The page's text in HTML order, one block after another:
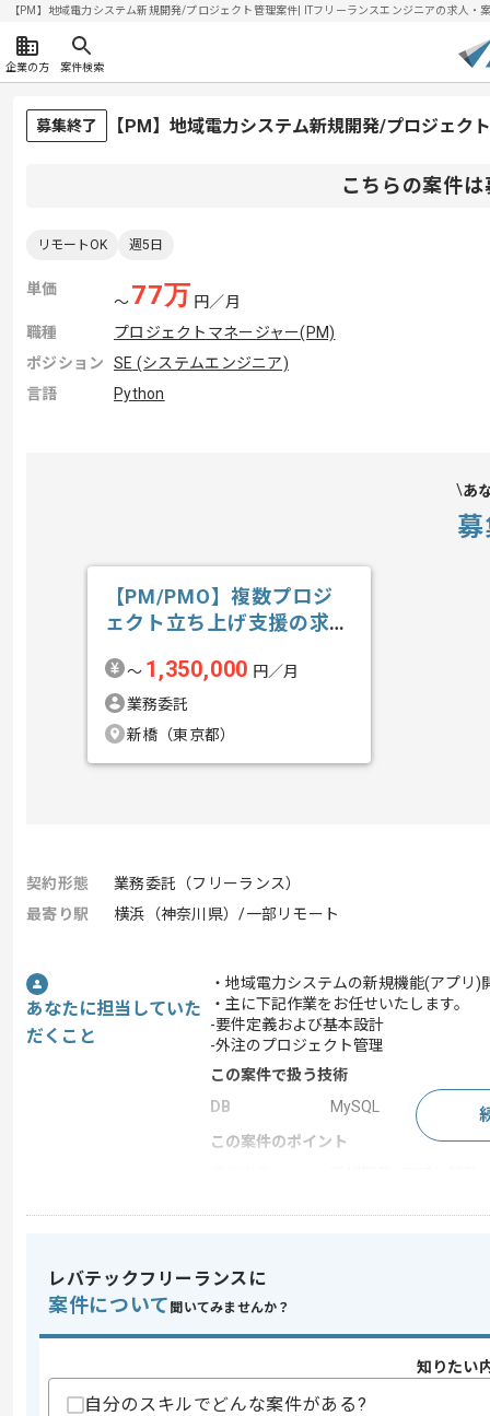
【PM】地域電力システム新規開発/プロジェクト管理案件| ITフリーランスエンジニアの求人
企業の方 案件検索
募集終了 【PM】地域電力システム新規開発/プロジェク
こちらの案件
リモートOK 週5日
単価
〜77万 円／月
職種
プロジェクトマネージャー(PM)
ポジション
SE (システムエンジニア)
言語
Python
あ
【PM/PMO】複数プロジ
ェクト立ち上げ支援の求
〜 1,350,000 円／月
業務委託
新橋（東京都）
契約形態
業務委託（フリーランス）
最寄り駅
横浜（神奈川県）/一部リモート
あなたに担当していた
だくこと
・地域電力システムの新規機能(アプリ
・主に下記作業をお任せいたします。
-要件定義および基本設計
-外注のプロジェクト管理
この案件で扱う技術
DB
MySQL
この案件のポイント
スキル
求めるスキル
・プロジェクトマネジメント経験
歓迎スキル
・電力関連の知識
レバテックフリーランスに
案件について 聞いてみませんか？
知りたい
自分のスキルでどんな案件がある?